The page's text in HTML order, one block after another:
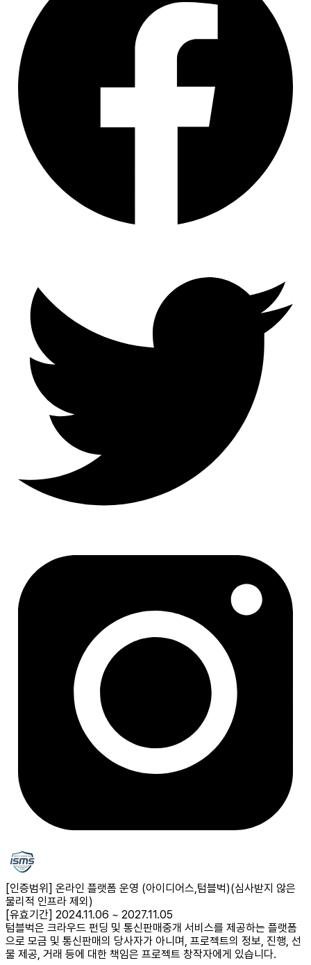
[인증범위] 온라인 플랫폼 운영 (아이디어스,텀블벅)(심사받지 않은
물리적 인프라 제외)
[유효기간] 2024.11.06 ~ 2027.11.05
텀블벅은 크라우드 펀딩 및 통신판매중개 서비스를 제공하는 플랫폼
으로 모금 및 통신판매의 당사자가 아니며, 프로젝트의 정보, 진행, 선
물 제공, 거래 등에 대한 책임은 프로젝트 창작자에게 있습니다.